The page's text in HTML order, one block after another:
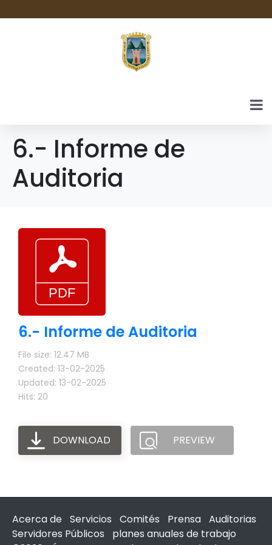
6.- Informe de
Auditoria
6.- Informe de Auditoria
File size: 12.47 MB
Created: 13-02-2025
Updated: 13-02-2025
Hits: 20
DOWNLOAD PREVIEW
Acerca de Servicios Comités Prensa Auditorias
Servidores Públicos
planes anuales de trabajo